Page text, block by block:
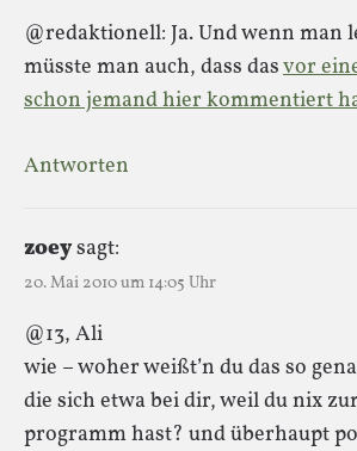
@redaktionell: Ja. Und wenn man
müsste man auch, dass dasvor
schon jemand hier kommentiert
Antworten
zoeysagt:
20. Mai 2010 um 14:05 Uhr
@13, Ali
wie – woher weißt’n du das so
die sich etwa bei dir, weil du nix
programm hast? und überhaupt